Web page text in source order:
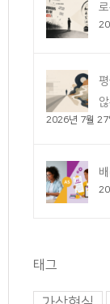
2026년 7월 27
태그